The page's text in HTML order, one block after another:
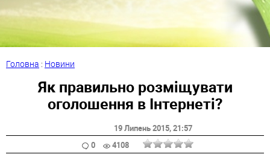
Головна : Новини
Як правильно розміщувати
оголошення в Інтернеті?
19 Липень 2015, 21:57
0
4108